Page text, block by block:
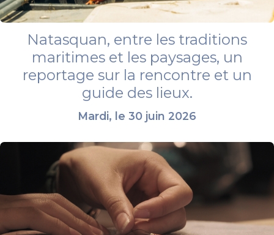
Natasquan, entre les traditions
maritimes et les paysages, un
reportage sur la rencontre et un
guide des lieux.
Mardi, le 30 juin 2026